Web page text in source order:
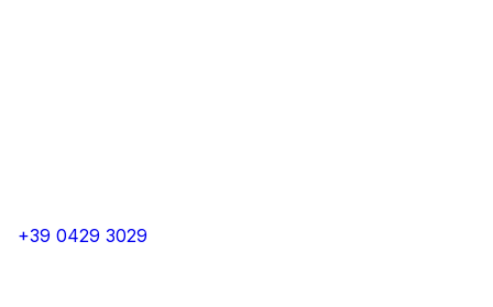
+39 0429 3029